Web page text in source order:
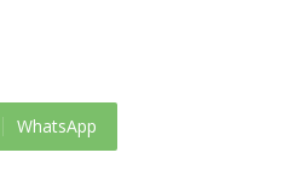
WhatsApp